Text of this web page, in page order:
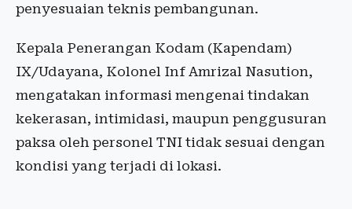
penyesuaian teknis pembangunan.
Kepala Penerangan Kodam (Kapendam)
IX/Udayana, Kolonel Inf Amrizal Nasution,
mengatakan informasi mengenai tindakan
kekerasan, intimidasi, maupun penggusuran
paksa oleh personel TNI tidak sesuai dengan
kondisi yang terjadi di lokasi.